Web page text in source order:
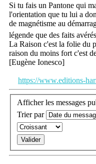
Si tu fais un Pantone qui
l'orientation que tu lui a
de magnétisme au
légende que des faits
La Raison c'est la folie du
raison du moins fort c'est
[Eugène Ionesco]
https://www.editions-
Afficher les messages
Trier par